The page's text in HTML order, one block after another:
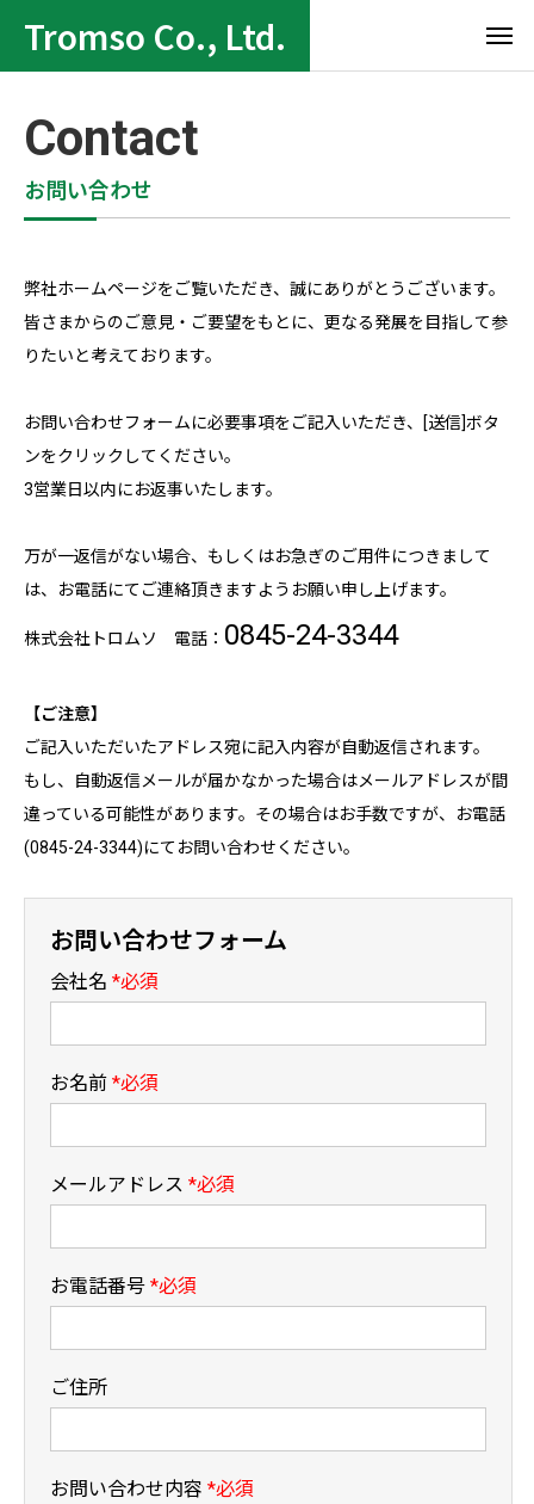
Tromso Co., Ltd.
Contact
お問い合わせ
弊社ホームページをご覧いただき、誠にありがとうございます。
皆さまからのご意見・ご要望をもとに、更なる発展を目指して参
りたいと考えております。
お問い合わせフォームに必要事項をご記入いただき、[送信]ボタ
ンをクリックしてください。
3営業日以内にお返事いたします。
万が一返信がない場合、もしくはお急ぎのご用件につきまして
は、お電話にてご連絡頂きますようお願い申し上げます。
株式会社トロムソ 電話： 0845-24-3344
【ご注意】
ご記入いただいたアドレス宛に記入内容が自動返信されます。
もし、自動返信メールが届かなかった場合はメールアドレスが間
違っている可能性があります。その場合はお手数ですが、お電話
(0845-24-3344)にてお問い合わせください。
お問い合わせフォーム
会社名 *必須
お名前 *必須
メールアドレス *必須
お電話番号 *必須
ご住所
お問い合わせ内容 *必須